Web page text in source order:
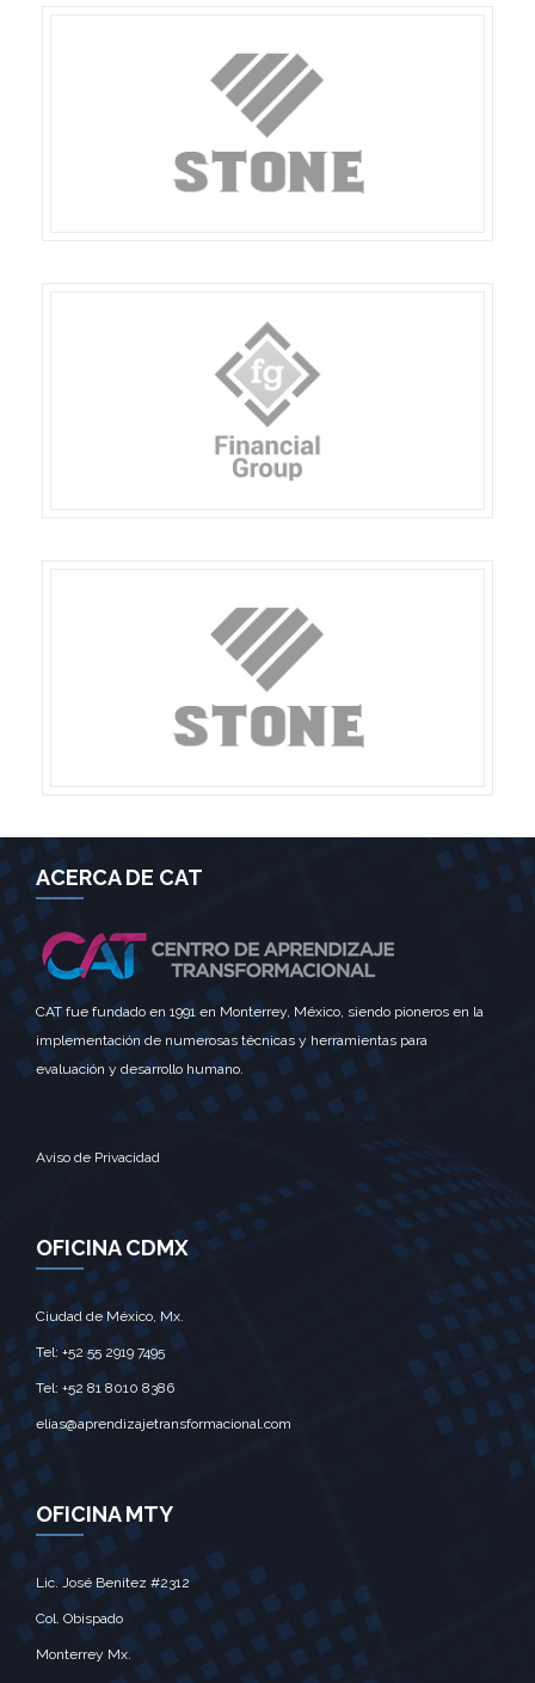
ACERCA DE CAT
CAT fue fundado en 1991 en Monterrey, México, siendo pioneros en la
implementación de numerosas técnicas y herramientas para
evaluación y desarrollo humano.
Aviso de Privacidad
OFICINA CDMX
Ciudad de México, Mx.‎
Tel: +52 55 2919 7495‎
Tel: +52 81 8010 8386
elias@aprendizajetransformacional.com
OFICINA MTY
Lic. José Benitez #2312
Col. Obispado
Monterrey Mx.‎